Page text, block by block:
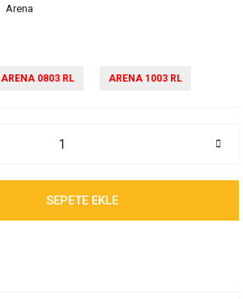
Arena
ARENA 0803 RL ARENA 1003 RL
SEPETE EKLE